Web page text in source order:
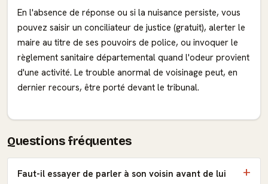
En l'absence de réponse ou si la nuisance persiste, vous
pouvez saisir un conciliateur de justice (gratuit), alerter le
maire au titre de ses pouvoirs de police, ou invoquer le
règlement sanitaire départemental quand l'odeur provient
d'une activité. Le trouble anormal de voisinage peut, en
dernier recours, être porté devant le tribunal.
Questions fréquentes
Faut-il essayer de parler à son voisin avant de lui